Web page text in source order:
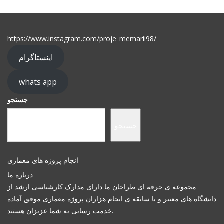
https://www.instagram.com/proje_memarii98/
اینستاگرام
whats app
جستجو
انجام پروژه های معماری
درباره ما
مجموعه ی حرفه ای طراحان ما دارای مدارک کارشناسی ارشد از
دانشگاه های معتبر و با سابقه ی انجام هزاران پروژه معماری موفق آماده
خدمت رسانی به شما عزیزان هستند.